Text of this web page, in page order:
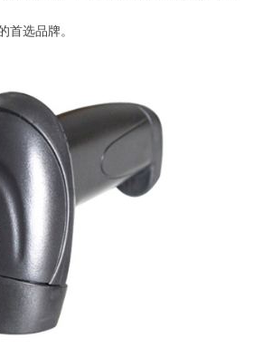
首选品牌。